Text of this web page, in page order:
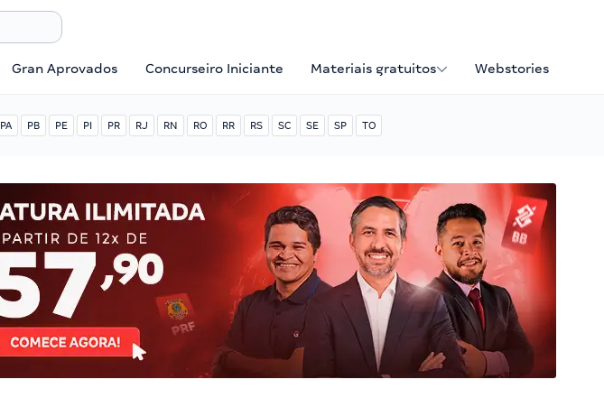
Gran Aprovados Concurseiro Iniciante Materiais gratuitos Webstories
PA PB PE PI PR RJ RN RO RR RS SC SE SP TO